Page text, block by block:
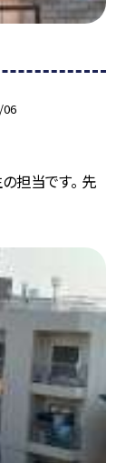
担当です。 先